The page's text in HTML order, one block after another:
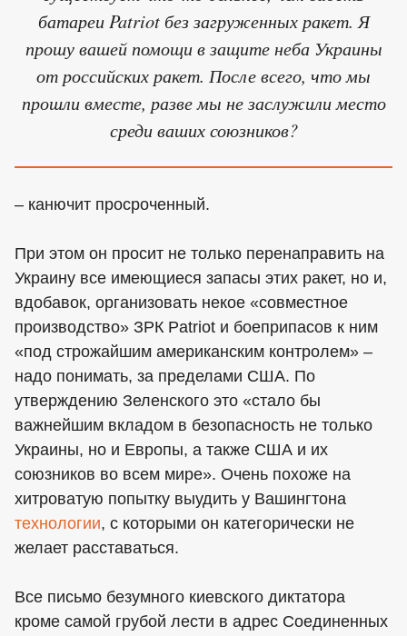
батареи Patriot без загруженных ракет. Я
прошу вашей помощи в защите неба Украины
от российских ракет. После всего, что мы
прошли вместе, разве мы не заслужили место
среди ваших союзников?
– канючит просроченный.
При этом он просит не только перенаправить на
Украину все имеющиеся запасы этих ракет, но и,
вдобавок, организовать некое «совместное
производство» ЗРК Patriot и боеприпасов к ним
«под строжайшим американским контролем» –
надо понимать, за пределами США. По
утверждению Зеленского это «стало бы
важнейшим вкладом в безопасность не только
Украины, но и Европы, а также США и их
союзников во всем мире». Очень похоже на
хитроватую попытку выудить у Вашингтона
технологии, с которыми он категорически не
желает расставаться.
Все письмо безумного киевского диктатора
кроме самой грубой лести в адрес Соединенных